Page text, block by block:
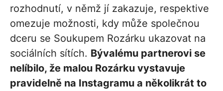
rozhodnutí, v němž jí zakazuje, respektive
omezuje možnosti, kdy může společnou
dceru se Soukupem Rozárku ukazovat na
sociálních sítích. Bývalému partnerovi se
nelíbilo, že malou Rozárku vystavuje
pravidelně na Instagramu a několikrát to